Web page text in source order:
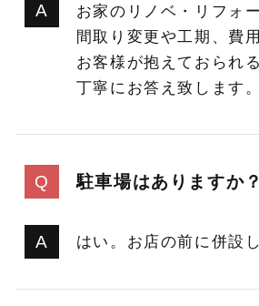
お家のリノベ・リフォ
間取り変更や工期、費
お客様が抱えておられ
丁寧にお答え致します。
駐車場はありますか？
はい。お店の前に併設